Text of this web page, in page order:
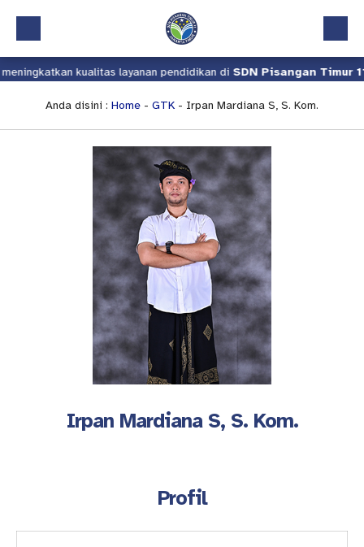
Beranda
Profil
Kalender Akademik
Pindah Sekolah
kualitas layanan pendidikan diSDN Pisangan Timur 11.
Anda disini : Home - GTK - Irpan Mardiana S, S. Kom.
Irpan Mardiana S, S. Kom.
Profil